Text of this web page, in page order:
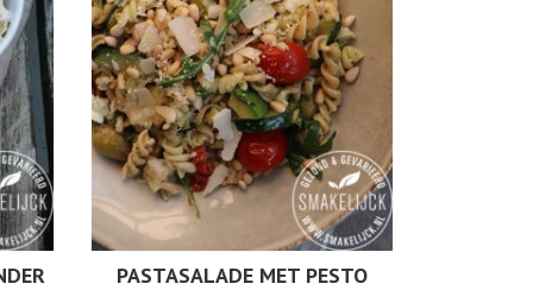
PASTASALADE MET PESTO